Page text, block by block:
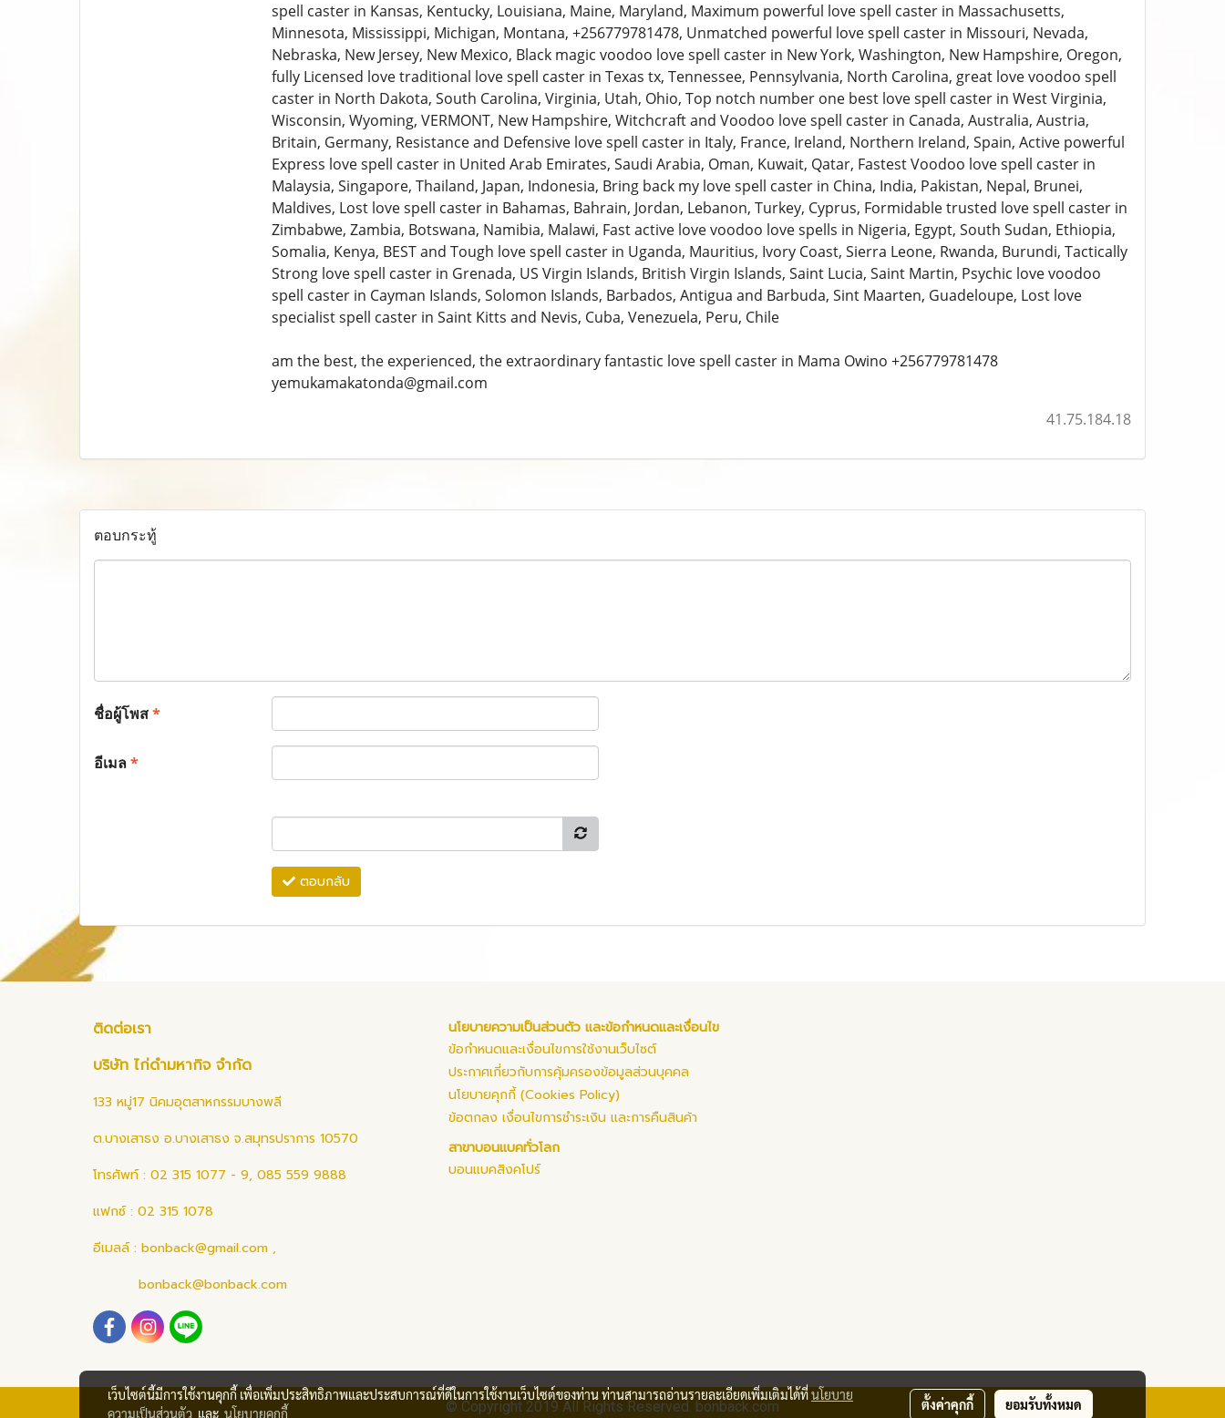
spell caster in Kansas, Kentucky, Louisiana, Maine, Maryland, Maximum powerful love spell caster in Massachusetts,
Minnesota, Mississippi, Michigan, Montana, +256779781478, Unmatched powerful love spell caster in Missouri, Nevada,
Nebraska, New Jersey, New Mexico, Black magic voodoo love spell caster in New York, Washington, New Hampshire, Oregon,
fully Licensed love traditional love spell caster in Texas tx, Tennessee, Pennsylvania, North Carolina, great love voodoo spell
caster in North Dakota, South Carolina, Virginia, Utah, Ohio, Top notch number one best love spell caster in West Virginia,
Wisconsin, Wyoming, VERMONT, New Hampshire, Witchcraft and Voodoo love spell caster in Canada, Australia, Austria,
Britain, Germany, Resistance and Defensive love spell caster in Italy, France, Ireland, Northern Ireland, Spain, Active powerful
Express love spell caster in United Arab Emirates, Saudi Arabia, Oman, Kuwait, Qatar, Fastest Voodoo love spell caster in
Malaysia, Singapore, Thailand, Japan, Indonesia, Bring back my love spell caster in China, India, Pakistan, Nepal, Brunei,
Maldives, Lost love spell caster in Bahamas, Bahrain, Jordan, Lebanon, Turkey, Cyprus, Formidable trusted love spell caster in
Zimbabwe, Zambia, Botswana, Namibia, Malawi, Fast active love voodoo love spells in Nigeria, Egypt, South Sudan, Ethiopia,
Somalia, Kenya, BEST and Tough love spell caster in Uganda, Mauritius, Ivory Coast, Sierra Leone, Rwanda, Burundi, Tactically
Strong love spell caster in Grenada, US Virgin Islands, British Virgin Islands, Saint Lucia, Saint Martin, Psychic love voodoo
spell caster in Cayman Islands, Solomon Islands, Barbados, Antigua and Barbuda, Sint Maarten, Guadeloupe, Lost love
specialist spell caster in Saint Kitts and Nevis, Cuba, Venezuela, Peru, Chile
am the best, the experienced, the extraordinary fantastic love spell caster in Mama Owino +256779781478
yemukamakatonda@gmail.com
41.75.184.18
ตอบกระทู้
ชื่อผู้โพส*
อีเมล*
ตอบกลับ
ติดต่อเรา
บริษัท ไก่ดำมหากิจ จำกัด
133 หมู่17 นิคมอุตสาหกรรมบางพลี
ต.บางเสาธง อ.บางเสาธง จ.สมุทรปราการ 10570
โทรศัพท์ : 02 315 1077 - 9, 085 559 9888
แฟกซ์ : 02 315 1078
อีเมลล์ : bonback@gmail.com ,
bonback@bonback.com
นโยบายความเป็นส่วนตัว และข้อกำหนดและเงื่อนไข
ข้อกำหนดและเงื่อนไขการใช้งานเว็บไซต์
ประกาศเกี่ยวกับการคุ้มครองข้อมูลส่วนบุคคล
นโยบายคุกกี้ (Cookies Policy)
ข้อตกลง เงื่อนไขการชำระเงิน และการคืนสินค้า
สาขาบอนแบคทั่วโลก
บอนแบคสิงคโปร์
© Copyright 2019 All Rights Reserved. bonback.com
เว็บไซต์นี้มีการใช้งานคุกกี้ เพื่อเพิ่มประสิทธิภาพและประสบการณ์ที่ดีในการใช้งานเว็บไซต์ของท่าน ท่านสามารถอ่านรายละเอียดเพิ่มเติมได้ที่นโยบาย
ความเป็นส่วนตัว และ นโยบายคุกกี้
ตั้งค่าคุกกี้ ยอมรับทั้งหมด